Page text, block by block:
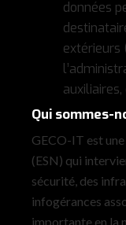
données
extérieurs
auxiliaires,
Qui sommes-
GECO-IT est
(ESN) qui
sécurité, des
infogérances
importante en la